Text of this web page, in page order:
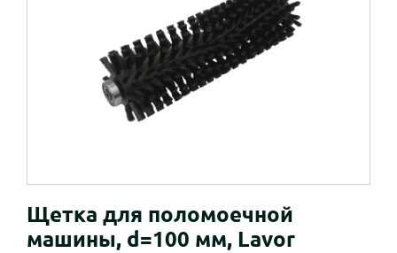
Щетка для поломоечной
машины, d=100 мм, Lavor